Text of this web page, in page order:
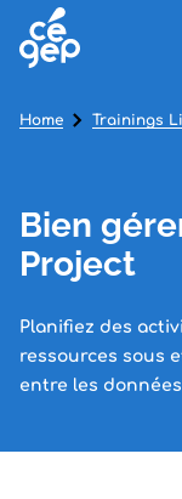
Bien
Project
Planifiez des
ressources sous
entre les
Home Trainings